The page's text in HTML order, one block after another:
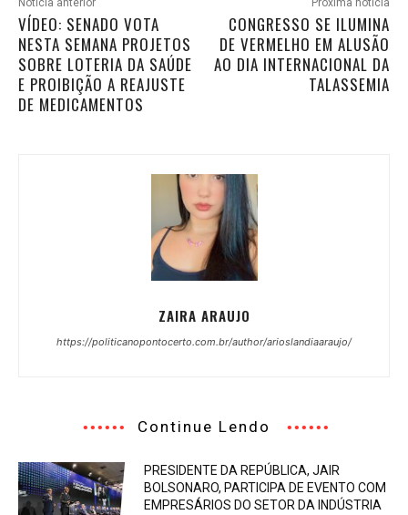
Notícia anterior
VÍDEO: SENADO VOTA
NESTA SEMANA PROJETOS
SOBRE LOTERIA DA SAÚDE
E PROIBIÇÃO A REAJUSTE
DE MEDICAMENTOS
Próxima notícia
CONGRESSO SE ILUMINA
DE VERMELHO EM ALUSÃO
AO DIA INTERNACIONAL DA
TALASSEMIA
ZAIRA ARAUJO
https://politicanopontocerto.com.br/author/arioslandiaaraujo/
Continue Lendo
PRESIDENTE DA REPÚBLICA, JAIR
BOLSONARO, PARTICIPA DE EVENTO COM
EMPRESÁRIOS DO SETOR DA INDÚSTRIA